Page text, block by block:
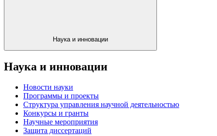
Наука и инновации
Наука и инновации
Новости науки
Программы и проекты
Структура управления научной деятельностью
Конкурсы и гранты
Научные мероприятия
Защита диссертаций